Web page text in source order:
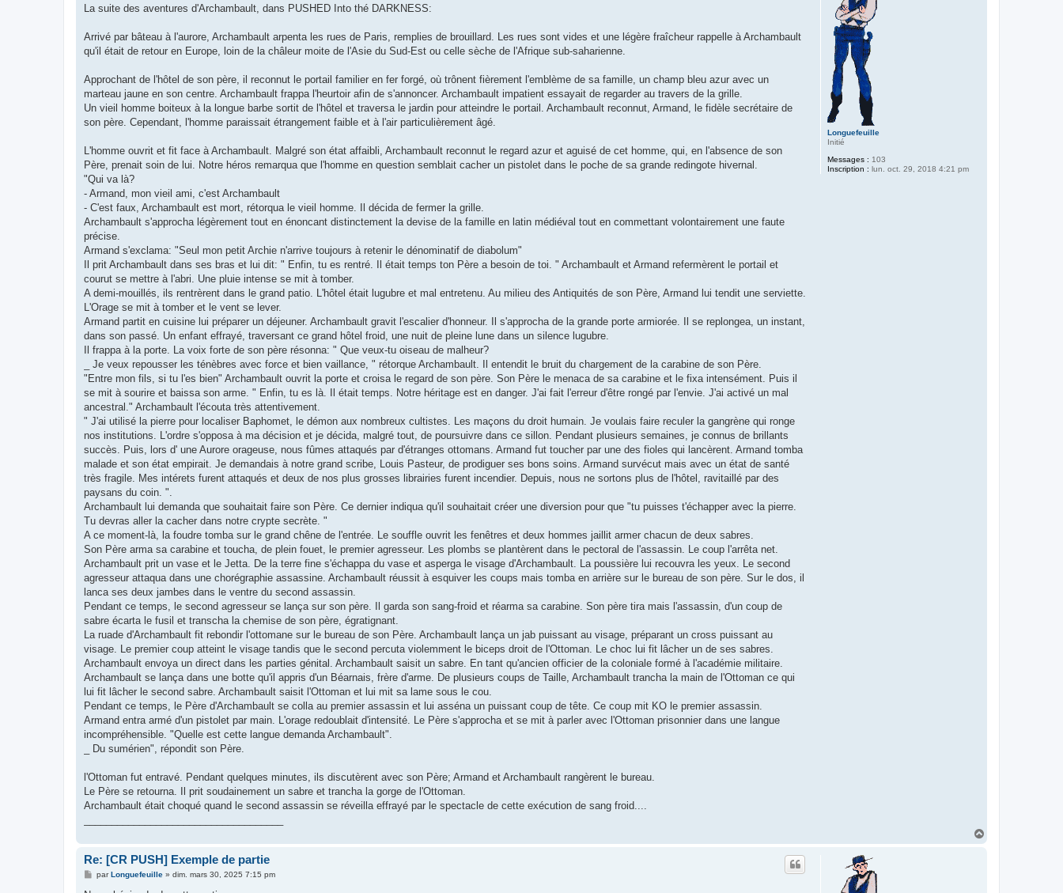
Longuefeuille
Initié
Messages : 103
Inscription : lun. oct. 29, 2018 4:21 pm
s
g
La suite des aventures d'Archambault, dans PUSHED Into thé DARKNESS:
Arrivé par bâteau à l'aurore, Archambault arpenta les rues de Paris, remplies de brouillard. Les rues sont vides et une légère fraîcheur rappelle à Archambault
qu'il était de retour en Europe, loin de la châleur moite de l'Asie du Sud-Est ou celle sèche de l'Afrique sub-saharienne.
Approchant de l'hôtel de son père, il reconnut le portail familier en fer forgé, où trônent fièrement l'emblème de sa famille, un champ bleu azur avec un
marteau jaune en son centre. Archambault frappa l'heurtoir afin de s'annoncer. Archambault impatient essayait de regarder au travers de la grille.
Un vieil homme boiteux à la longue barbe sortit de l'hôtel et traversa le jardin pour atteindre le portail. Archambault reconnut, Armand, le fidèle secrétaire de
son père. Cependant, l'homme paraissait étrangement faible et à l'air particulièrement âgé.
L'homme ouvrit et fit face à Archambault. Malgré son état affaibli, Archambault reconnut le regard azur et aguisé de cet homme, qui, en l'absence de son
Père, prenait soin de lui. Notre héros remarqua que l'homme en question semblait cacher un pistolet dans le poche de sa grande redingote hivernal.
"Qui va là?
- Armand, mon vieil ami, c'est Archambault
- C'est faux, Archambault est mort, rétorqua le vieil homme. Il décida de fermer la grille.
Archambault s'approcha légèrement tout en énoncant distinctement la devise de la famille en latin médiéval tout en commettant volontairement une faute
précise.
Armand s'exclama: "Seul mon petit Archie n'arrive toujours à retenir le dénominatif de diabolum"
Il prit Archambault dans ses bras et lui dit: " Enfin, tu es rentré. Il était temps ton Père a besoin de toi. " Archambault et Armand refermèrent le portail et
courut se mettre à l'abri. Une pluie intense se mit à tomber.
A demi-mouillés, ils rentrèrent dans le grand patio. L'hôtel était lugubre et mal entretenu. Au milieu des Antiquités de son Père, Armand lui tendit une serviette.
L'Orage se mit à tomber et le vent se lever.
Armand partit en cuisine lui préparer un déjeuner. Archambault gravit l'escalier d'honneur. Il s'approcha de la grande porte armiorée. Il se replongea, un instant,
dans son passé. Un enfant effrayé, traversant ce grand hôtel froid, une nuit de pleine lune dans un silence lugubre.
Il frappa à la porte. La voix forte de son père résonna: " Que veux-tu oiseau de malheur?
_ Je veux repousser les ténèbres avec force et bien vaillance, " rétorque Archambault. Il entendit le bruit du chargement de la carabine de son Père.
"Entre mon fils, si tu l'es bien" Archambault ouvrit la porte et croisa le regard de son père. Son Père le menaca de sa carabine et le fixa intensément. Puis il
se mit à sourire et baissa son arme. " Enfin, tu es là. Il était temps. Notre héritage est en danger. J'ai fait l'erreur d'être rongé par l'envie. J'ai activé un mal
ancestral." Archambault l'écouta très attentivement.
" J'ai utilisé la pierre pour localiser Baphomet, le démon aux nombreux cultistes. Les maçons du droit humain. Je voulais faire reculer la gangrène qui ronge
nos institutions. L'ordre s'opposa à ma décision et je décida, malgré tout, de poursuivre dans ce sillon. Pendant plusieurs semaines, je connus de brillants
succès. Puis, lors d' une Aurore orageuse, nous fûmes attaqués par d'étranges ottomans. Armand fut toucher par une des fioles qui lancèrent. Armand tomba
malade et son état empirait. Je demandais à notre grand scribe, Louis Pasteur, de prodiguer ses bons soins. Armand survécut mais avec un état de santé
très fragile. Mes intérets furent attaqués et deux de nos plus grosses librairies furent incendier. Depuis, nous ne sortons plus de l'hôtel, ravitaillé par des
paysans du coin. ".
Archambault lui demanda que souhaitait faire son Père. Ce dernier indiqua qu'il souhaitait créer une diversion pour que "tu puisses t'échapper avec la pierre.
Tu devras aller la cacher dans notre crypte secrète. "
A ce moment-là, la foudre tomba sur le grand chêne de l'entrée. Le souffle ouvrit les fenêtres et deux hommes jaillit armer chacun de deux sabres.
Son Père arma sa carabine et toucha, de plein fouet, le premier agresseur. Les plombs se plantèrent dans le pectoral de l'assassin. Le coup l'arrêta net.
Archambault prit un vase et le Jetta. De la terre fine s'échappa du vase et asperga le visage d'Archambault. La poussière lui recouvra les yeux. Le second
agresseur attaqua dans une chorégraphie assassine. Archambault réussit à esquiver les coups mais tomba en arrière sur le bureau de son père. Sur le dos, il
lanca ses deux jambes dans le ventre du second assassin.
Pendant ce temps, le second agresseur se lança sur son père. Il garda son sang-froid et réarma sa carabine. Son père tira mais l'assassin, d'un coup de
sabre écarta le fusil et transcha la chemise de son père, égratignant.
La ruade d'Archambault fit rebondir l'ottomane sur le bureau de son Père. Archambault lança un jab puissant au visage, préparant un cross puissant au
visage. Le premier coup atteint le visage tandis que le second percuta violemment le biceps droit de l'Ottoman. Le choc lui fit lâcher un de ses sabres.
Archambault envoya un direct dans les parties génital. Archambault saisit un sabre. En tant qu'ancien officier de la coloniale formé à l'académie militaire.
Archambault se lança dans une botte qu'il appris d'un Béarnais, frère d'arme. De plusieurs coups de Taille, Archambault trancha la main de l'Ottoman ce qui
lui fit lâcher le second sabre. Archambault saisit l'Ottoman et lui mit sa lame sous le cou.
Pendant ce temps, le Père d'Archambault se colla au premier assassin et lui asséna un puissant coup de tête. Ce coup mit KO le premier assassin.
Armand entra armé d'un pistolet par main. L'orage redoublait d'intensité. Le Père s'approcha et se mit à parler avec l'Ottoman prisonnier dans une langue
incompréhensible. "Quelle est cette langue demanda Archambault".
_ Du sumérien", répondit son Père.
l'Ottoman fut entravé. Pendant quelques minutes, ils discutèrent avec son Père; Armand et Archambault rangèrent le bureau.
Le Père se retourna. Il prit soudainement un sabre et trancha la gorge de l'Ottoman.
Archambault était choqué quand le second assassin se réveilla effrayé par le spectacle de cette exécution de sang froid....
Re: [CR PUSH] Exemple de partie
MparLonguefeuille» dim. mars 30, 2025 7:15 pm